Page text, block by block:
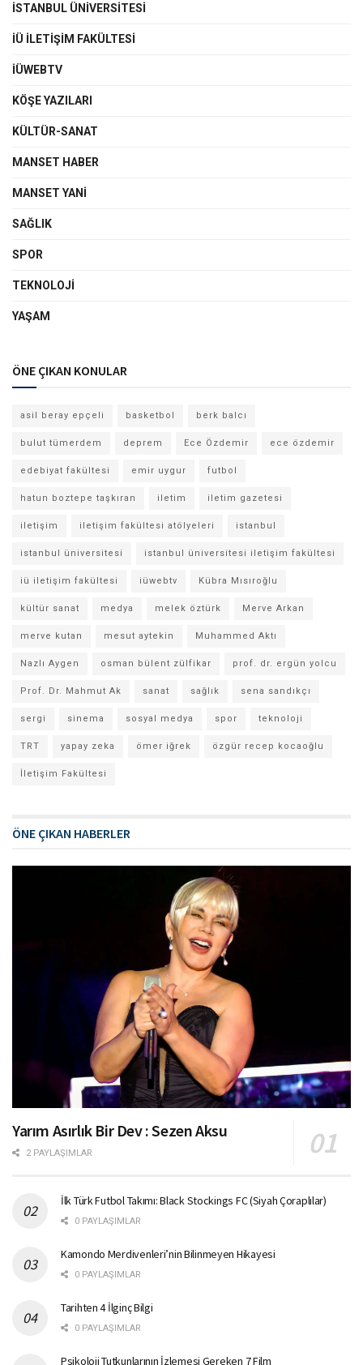
İSTANBUL ÜNIVERSITESI
İÜ İLETIŞIM FAKÜLTESI
İÜWEBTV
KÖŞE YAZILARI
KÜLTÜR-SANAT
MANSET HABER
MANSET YANI
SAĞLIK
SPOR
TEKNOLOJI
YAŞAM
ÖNE ÇIKAN KONULAR
asil beray epçeli basketbol berk balcı
bulut tümerdem deprem Ece Özdemir ece özdemir
edebiyat fakültesi emir uygur futbol
hatun boztepe taşkıran iletim iletim gazetesi
iletişim iletişim fakültesi atölyeleri istanbul
istanbul üniversitesi istanbul üniversitesi iletişim fakültesi
iü iletişim fakültesi iüwebtv Kübra Mısıroğlu
kültür sanat medya melek öztürk Merve Arkan
merve kutan mesut aytekin Muhammed Aktı
Nazlı Aygen osman bülent zülfikar prof. dr. ergün yolcu
Prof. Dr. Mahmut Ak sanat sağlık sena sandıkçı
sergi sinema sosyal medya spor teknoloji
TRT yapay zeka ömer iğrek özgür recep kocaoğlu
İletişim Fakültesi
ÖNE ÇIKAN HABERLER
Yarım Asırlık Bir Dev : Sezen Aksu
2 PAYLAŞIMLAR
İlk Türk Futbol Takımı: Black Stockings FC (Siyah Çoraplılar)
0 PAYLAŞIMLAR
Kamondo Merdivenleri’nin Bilinmeyen Hikayesi
0 PAYLAŞIMLAR
Tarihten 4 İlginç Bilgi
0 PAYLAŞIMLAR
Psikoloji Tutkunlarının İzlemesi Gereken 7 Film